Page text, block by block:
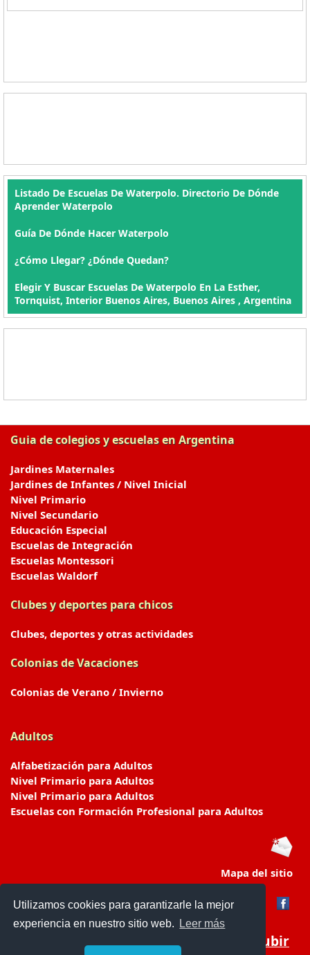
Utilizamos cookies para garantizarle la mejor
experiencia en nuestro sitio web.
Leer más
Listado De Escuelas De Waterpolo. Directorio De Dónde
Aprender Waterpolo
Guía De Dónde Hacer Waterpolo
¿Cómo Llegar? ¿Dónde Quedan?
Elegir Y Buscar Escuelas De Waterpolo En La Esther,
Tornquist, Interior Buenos Aires, Buenos Aires , Argentina
Guia de colegios y escuelas en Argentina
Jardines Maternales
Jardines de Infantes / Nivel Inicial
Nivel Primario
Nivel Secundario
Educación Especial
Escuelas de Integración
Escuelas Montessori
Escuelas Waldorf
Clubes y deportes para chicos
Clubes, deportes y otras actividades
Colonias de Vacaciones
Colonias de Verano / Invierno
Adultos
Alfabetización para Adultos
Nivel Primario para Adultos
Nivel Primario para Adultos
Escuelas con Formación Profesional para Adultos
Mapa del sitio
Subir